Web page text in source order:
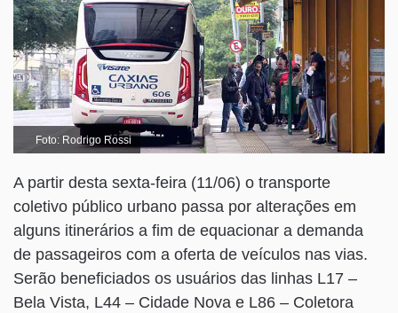
Foto: Rodrigo Rossi
A partir desta sexta-feira (11/06) o transporte
coletivo público urbano passa por alterações em
alguns itinerários a fim de equacionar a demanda
de passageiros com a oferta de veículos nas vias.
Serão beneficiados os usuários das linhas L17 –
Bela Vista, L44 – Cidade Nova e L86 – Coletora